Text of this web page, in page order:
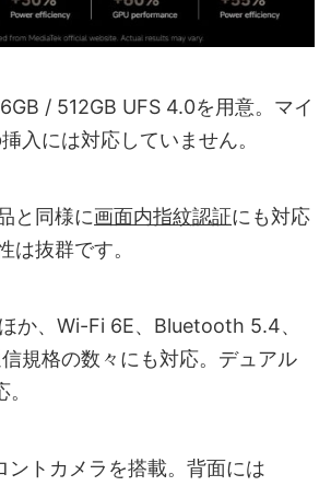
/ 512GB UFS 4.0を用意。マイ
入には対応していません。
と同様に画面内指紋認証にも対応
は抜群です。
か、Wi-Fi 6E、Bluetooth 5.4、
規格の数々にも対応。デュアル
ントカメラを搭載。背面には